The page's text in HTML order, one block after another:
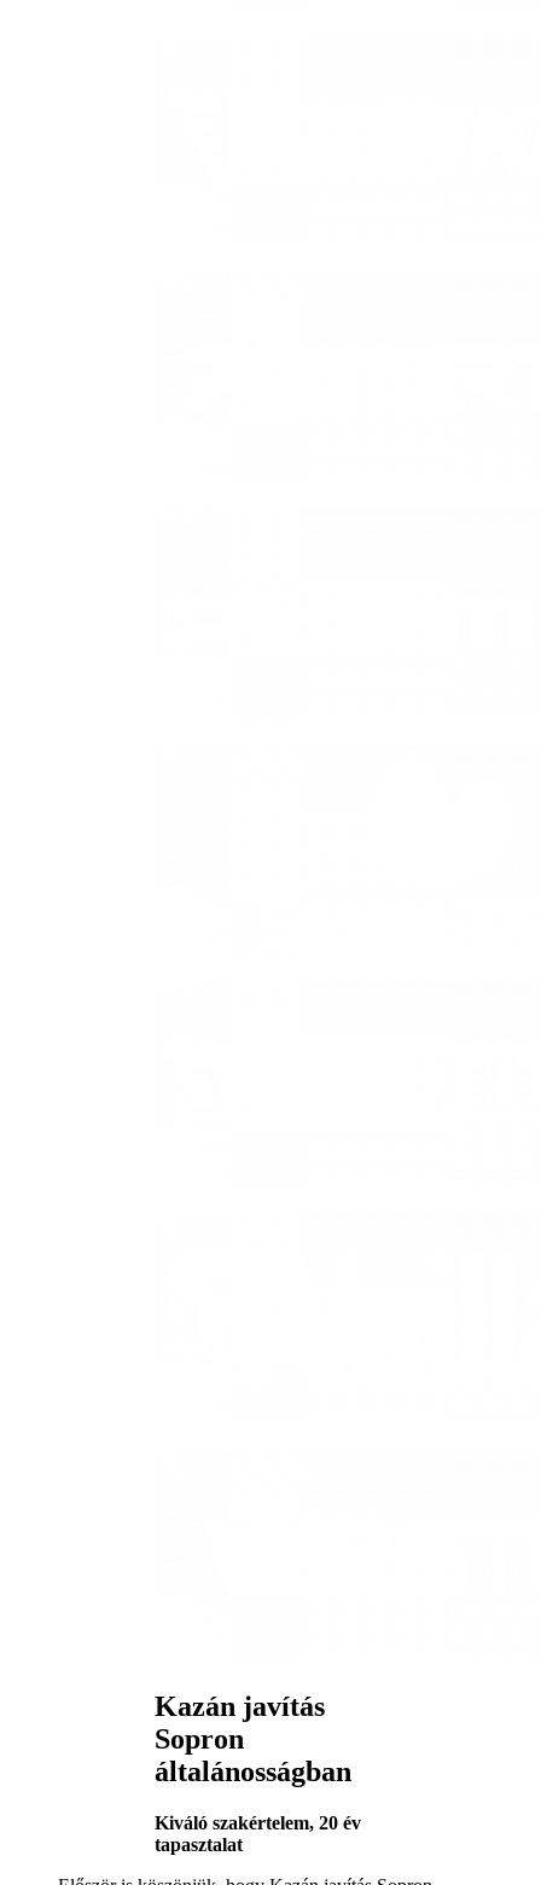
Kazán javítás
Sopron
általánosságban
Kiváló szakértelem, 20 év
tapasztalat